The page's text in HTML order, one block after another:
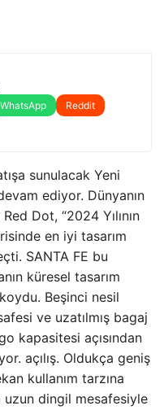
WhatsApp
Reddit
sunulacak Yeni
ediyor. Dünyanın
Dot, “2024 Yılının
en iyi tasarım
SANTA FE bu
küresel tasarım
Beşinci nesil
ve uzatılmış bagaj
kapasitesi açısından
açılış. Oldukça geniş
kullanım tarzına
dingil mesafesiyle